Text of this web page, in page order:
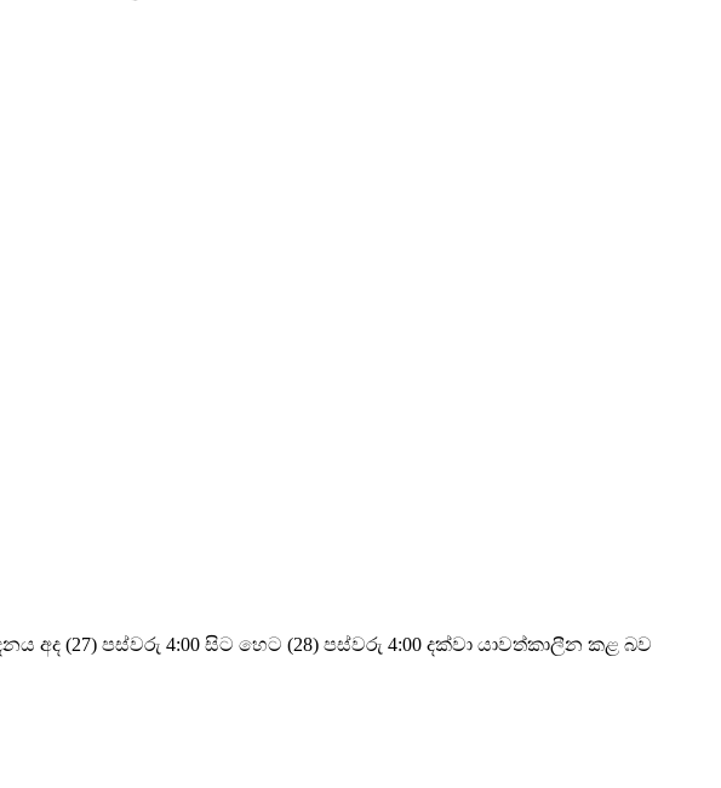
(27) පස්වරු 4:00 සිට හෙට (28) පස්වරු 4:00 දක්වා යාවත්කාලීන කළ බව